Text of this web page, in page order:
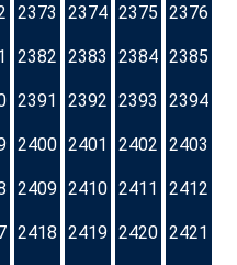
2373 2374 2375 2376
2382 2383 2384 2385
2391 2392 2393 2394
2400 2401 2402 2403
2409 2410 2411 2412
2418 2419 2420 2421